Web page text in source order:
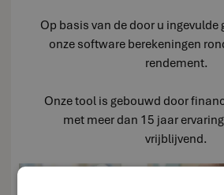
Op basis van de door u ingevulde
onze software berekeningen
rendement.
Onze tool is gebouwd door
met meer dan 15 jaar
vrijblijvend.